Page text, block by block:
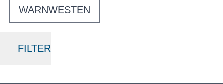
WARNWESTEN
FILTER